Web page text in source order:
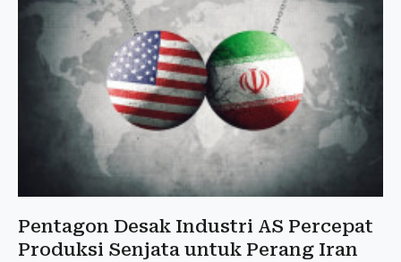
Pentagon Desak Industri AS Percepat
Produksi Senjata untuk Perang Iran